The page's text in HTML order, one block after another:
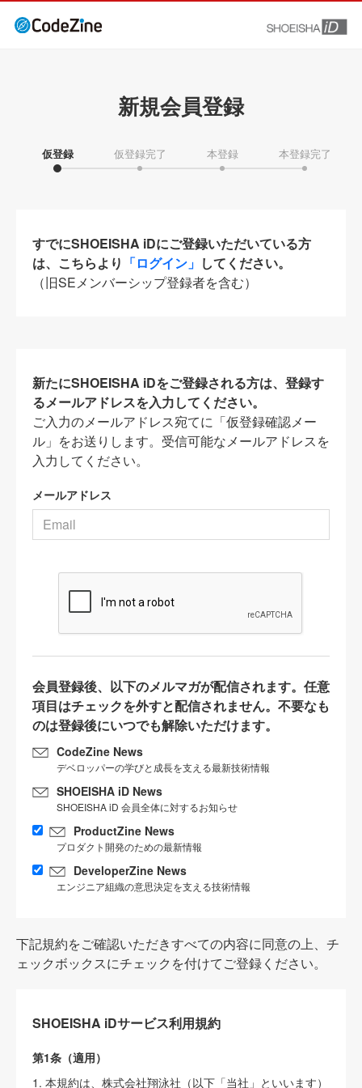
新規会員登録
仮登録 仮登録完了 本登録 本登録完了
すでにSHOEISHA iDにご登録いただいている方
は、こちらより 「ログイン」 してください。
（旧SEメンバーシップ登録者を含む）
新たにSHOEISHA iDをご登録される方は、登録す
るメールアドレスを入力してください。
ご入力のメールアドレス宛てに「仮登録確認メー
ル」をお送りします。受信可能なメールアドレスを
入力してください。
メールアドレス
会員登録後、以下のメルマガが配信されます。任意
項目はチェックを外すと配信されません。不要なも
のは登録後にいつでも解除いただけます。
CodeZine News
デベロッパーの学びと成長を支える最新技術情報
SHOEISHA iD News
SHOEISHA iD 会員全体に対するお知らせ
ProductZine News
プロダクト開発のための最新情報
DeveloperZine News
エンジニア組織の意思決定を支える技術情報
下記規約をご確認いただきすべての内容に同意の上、チ
ェックボックスにチェックを付けてご登録ください。
SHOEISHA iDサービス利用規約
第1条（適用）
1. 本規約は、株式会社翔泳社（以下「当社」といいます）